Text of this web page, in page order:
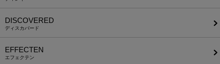
DISCOVERED
ディスカバード
EFFECTEN
エフェクテン